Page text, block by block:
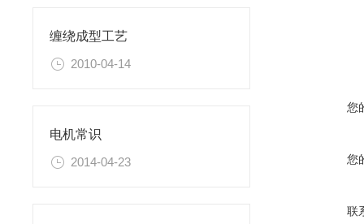
缠绕成型工艺
2010-04-14
电机常识
2014-04-23
您
您
联